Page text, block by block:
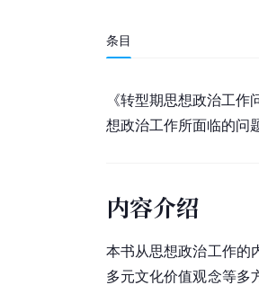
条目
《转型期思想政治工
想政治工作所面临的问
内容介绍
本书从思想政治工作的
多元文化价值观念等多